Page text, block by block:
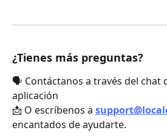
¿Tienes más preguntas?
🗣️ Contáctanos a través del chat
aplicación
📩 O escríbenos a
encantados de ayudarte.